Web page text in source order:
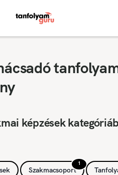
képzések
1
Szakmacsoport